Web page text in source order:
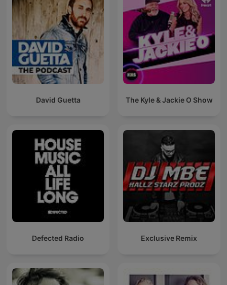
David Guetta The Kyle & Jackie O Show
Defected Radio Exclusive Remix